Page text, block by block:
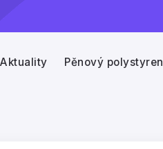
Aktuality Pěnový polystyren